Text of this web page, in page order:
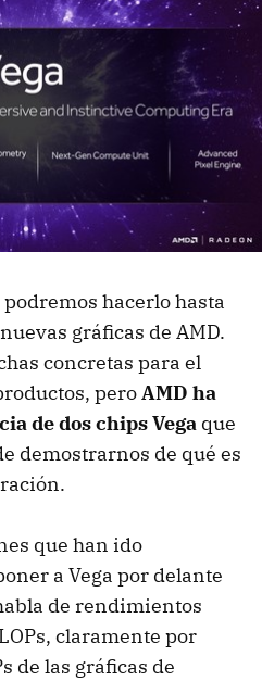
hacerlo hasta
gráficas de AMD.
concretas para el
peroAMD ha
de dos chips Vega que
demostrarnos de qué es
que han ido
a Vega por delante
de rendimientos
claramente por
de las gráficas de